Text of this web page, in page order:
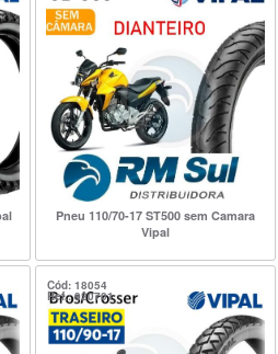
Pneu 110/70-17 ST500 sem Camara
Vipal
Cód: 18054
Ref.: 920701